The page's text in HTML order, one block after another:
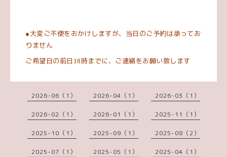
● 大変ご不便をおかけしますが、当日のご予約は承ってお
りません
ご希望日の前日 18 時までに、ご連絡をお願い致します
2026-06（1） 2026-04（1） 2026-03（1）
2026-02（1） 2026-01（1） 2025-11（1）
2025-10（1） 2025-09（1） 2025-08（2）
2025-07（1） 2025-05（1） 2025-04（1）